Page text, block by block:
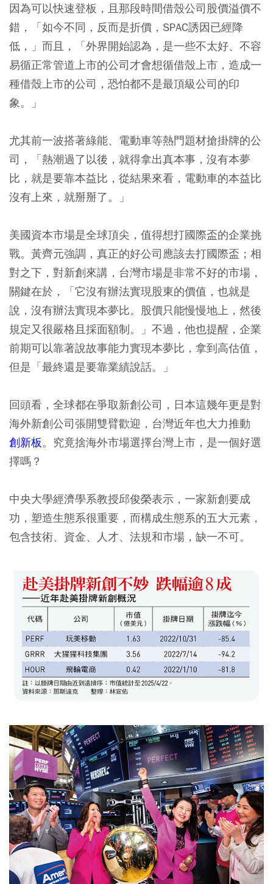
因為可以快速登板，且那段時間借殼公司股價溢價不
錯，「如今不同，反而是折價，SPAC誘因已經降
低，」而且，「外界開始認為，是一些不太好、不容
易循正常管道上市的公司才會想循借殼上市，造成一
種借殼上市的公司，恐怕都不是最頂級公司的印
象。」
尤其前一波搭著綠能、電動車等熱門題材搶掛牌的公
司，「熱潮過了以後，就得拿出真本事，沒有本夢
比，就是要靠本益比，從結果來看，電動車的本益比
沒有上來，就掰掰了。」
美國資本市場是全球頂尖，值得想打國際盃的企業挑
戰。黃齊元強調，真正的好公司應該去打國際盃；相
對之下，對新創來講，台灣市場是非常不好的市場，
關鍵在於，「它沒有辦法實現股東的價值，也就是
說，沒有辦法實現本夢比。股價只能慢慢地上，然後
規定又很嚴格且採面額制。」不過，他也提醒，企業
前期可以靠著說故事能力實現本夢比，拿到高估值，
但是「最終還是要靠業績說話。」
回頭看，全球都在爭取新創公司，日本這幾年更是對
海外新創公司張開雙臂歡迎，台灣近年也大力推動
創新板。究竟捨海外市場選擇台灣上市，是一個好選
擇嗎？
中央大學經濟學系教授邱俊榮表示，一家新創要成
功，塑造生態系很重要，而構成生態系的五大元素，
包含技術、資金、人才、法規和市場，缺一不可。